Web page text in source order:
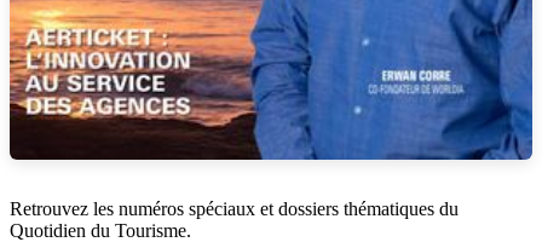
Retrouvez les numéros spéciaux et dossiers thématiques du
Quotidien du Tourisme.